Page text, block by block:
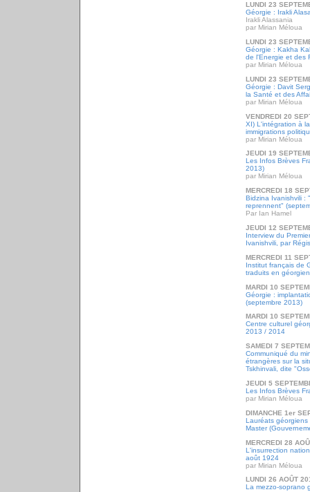
LUNDI 23
Géorgie : Irakli
Irakli Alassania
par Mirian Méloua
LUNDI 23
Géorgie : Kakha
de l'Energie et des
par Mirian Méloua
LUNDI 23
Géorgie : Davit
la Santé et des
par Mirian Méloua
VENDREDI 20
XI) L'intégration à
immigrations
par Mirian Méloua
JEUDI 19
Les Infos Brèves
2013)
par Mirian Méloua
MERCREDI 18
Bidzina Ivanishvili :
reprennent"
Par Ian Hamel
JEUDI 12
Interview du
Ivanishvili, par
MERCREDI 11
Institut français de
traduits en
MARDI 10
Géorgie :
(septembre 2013)
MARDI 10
Centre culturel
2013 / 2014
SAMEDI 7
Communiqué du
étrangères sur la
Tskhinvali, dite
JEUDI 5
Les Infos Brèves
par Mirian Méloua
DIMANCHE 1er
Lauréats
Master
MERCREDI 28
L'insurrection
août 1924
par Mirian Méloua
LUNDI 26 AOÛT
La mezzo-soprano